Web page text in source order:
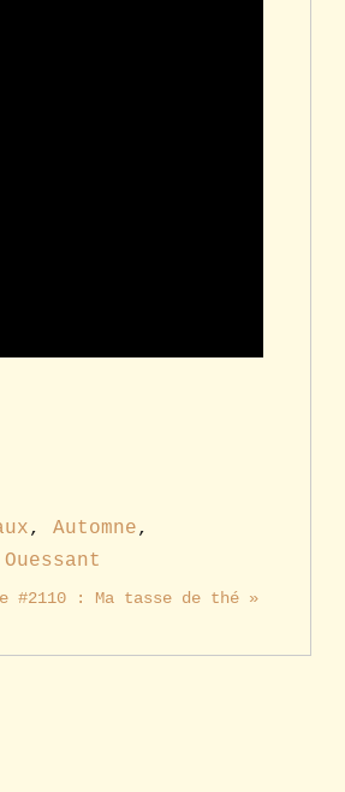
, Automne,
Ouessant
#2110 : Ma tasse de thé »